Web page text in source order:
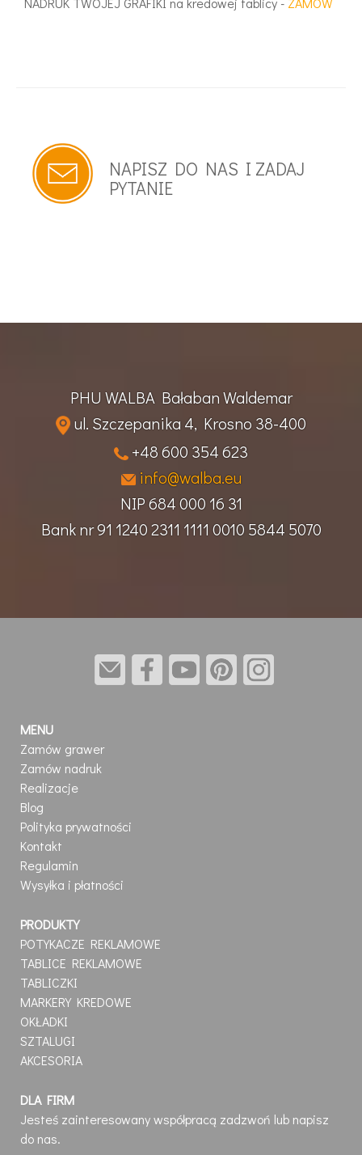
NAPISZ DO NAS I ZADAJ
PYTANIE
PHU WALBA Bałaban Waldemar
ul. Szczepanika 4, Krosno 38-400
+48 600 354 623
info@walba.eu
NIP684 000 16 31
Bank nr91 1240 2311 1111 0010 5844 5070
MENU
Zamów grawer
Zamów nadruk
Realizacje
Blog
Polityka prywatności
Kontakt
Regulamin
Wysyłka i płatności
PRODUKTY
POTYKACZE REKLAMOWE
TABLICE REKLAMOWE
TABLICZKI
MARKERY KREDOWE
OKŁADKI
SZTALUGI
AKCESORIA
DLA FIRM
Jesteś zainteresowany współpracą zadzwoń lub napisz
do nas.